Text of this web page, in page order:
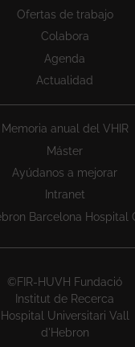
Ofertas de trabajo
Colabora
Agenda
Actualidad
Memoria anual del VHIR
Máster
Ayúdanos a mejorar
Intranet
Barcelona Hospital
©FIR-HUVH Fundació
Institut de Recerca
Hospital Universitari Vall
d'Hebron